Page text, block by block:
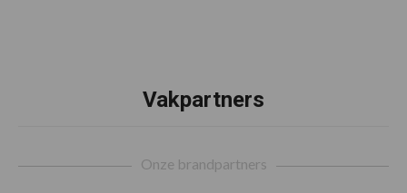
Vakpartners
Onze brandpartners